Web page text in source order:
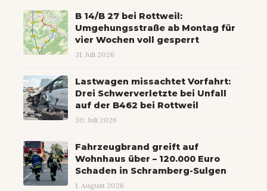
B 14/B 27 bei Rottweil:
Umgehungsstraße ab Montag für
vier Wochen voll gesperrt
31. Juli 2026
Lastwagen missachtet Vorfahrt:
Drei Schwerverletzte bei Unfall
auf der B462 bei Rottweil
30. Juli 2026
Fahrzeugbrand greift auf
Wohnhaus über – 120.000 Euro
Schaden in Schramberg-Sulgen
1. August 2026